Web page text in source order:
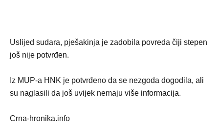
Uslijed sudara, pješakinja je zadobila povreda čiji stepen
još nije potvrđen.
Iz MUP-a HNK je potvrđeno da se nezgoda dogodila, ali
su naglasili da još uvijek nemaju više informacija.
Crna-hronika.info